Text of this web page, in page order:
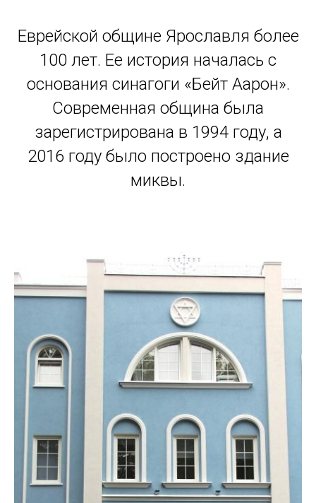
Еврейской общине Ярославля более
100 лет. Ее история началась с
основания синагоги «Бейт Аарон».
Современная община была
зарегистрирована в 1994 году, а
2016 году было построено здание
миквы.